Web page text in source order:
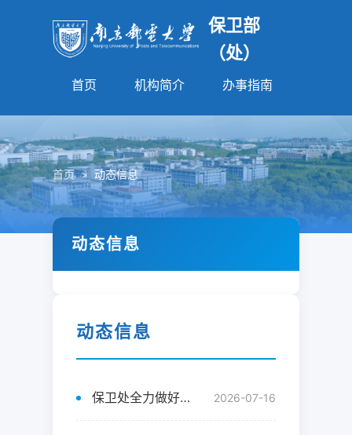
保卫部
（处）
首页 机构简介 办事指南
首页 > 动态信息
动态信息
动态信息
保卫处全力做好台风“巴威”校园安全防范与处置工作 2026-07-16